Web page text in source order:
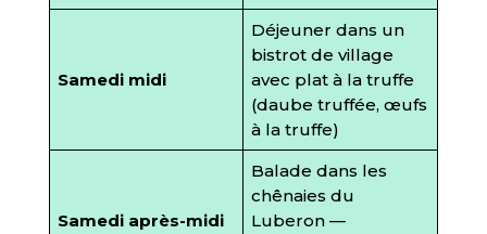
Samedi midi
Déjeuner dans un
bistrot de village
avec plat à la truffe
(daube truffée, œufs
à la truffe)
Samedi après-midi
Balade dans les
chênaies du
Luberon —